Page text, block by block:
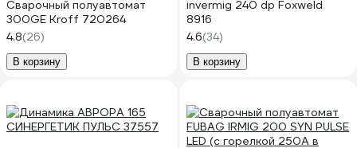
Сварочный полуавтомат
300GE Kroff 720264
4.8(26)
В корзину
invermig 240 dp Foxweld
8916
4.6(34)
В корзину